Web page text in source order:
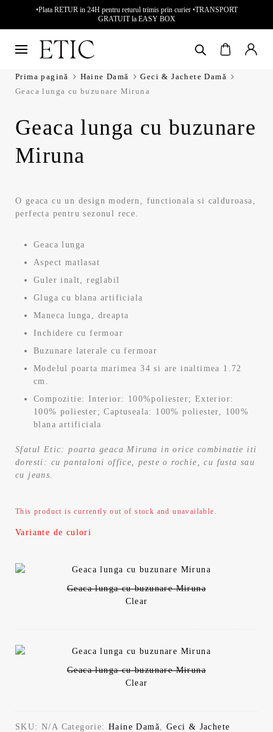
•Plata RETUR in 24H pentru returul trimis prin curier •TRANSPORT
GRATUIT la EASY BOX
Prima pagină Haine Damă
Geci & Jachete Damă
Geaca lunga cu buzunare Miruna
Geaca lunga cu buzunare
Miruna
O geaca cu un design modern, functionala si calduroasa,
perfecta pentru sezonul rece.
Geaca lunga
Aspect matlasat
Guler inalt, reglabil
Gluga cu blana artificiala
Maneca lunga, dreapta
Inchidere cu fermoar
Buzunare laterale cu fermoar
Modelul poarta marimea 34 si are inaltimea 1.72
cm.
Compozitie: Interior: 100%poliester; Exterior:
100% poliester; Captuseala: 100% poliester, 100%
blana artificiala
Sfatul Etic: poarta geaca Miruna in orice combinatie iti
doresti: cu pantaloni office, peste o rochie, cu fusta sau
cu jeans.
This product is currently out of stock and unavailable.
Variante de culori
Geaca lunga cu buzunare Miruna
Clear
Geaca lunga cu buzunare Miruna
Clear
SKU: N/A Categorie: Haine Damă, Geci & Jachete